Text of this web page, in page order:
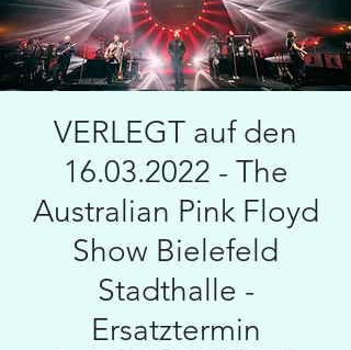
VERLEGT auf den
16.03.2022 - The
Australian Pink Floyd
Show Bielefeld
Stadthalle -
Ersatztermin